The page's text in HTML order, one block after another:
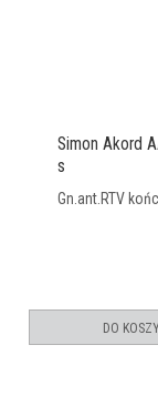
Simon Akord
s
Gn.ant.RTV
DO